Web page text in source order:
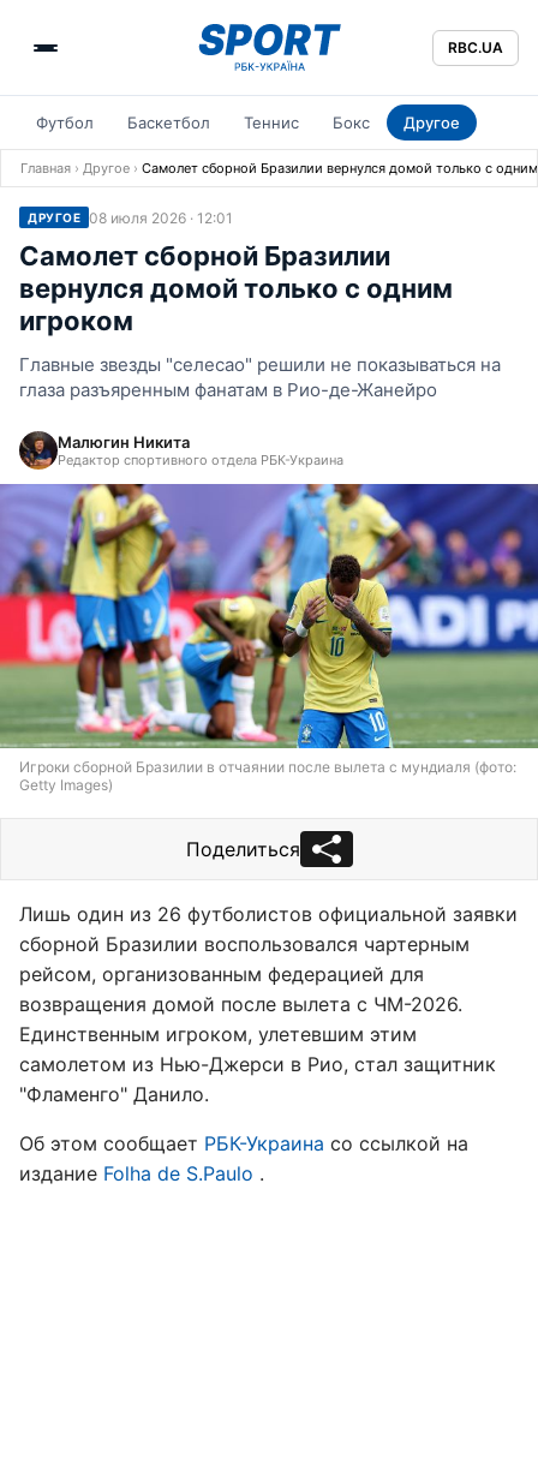
RBC.UA
Футбол Баскетбол Теннис Бокс Другое
Главная › Другое › Самолет сборной Бразилии вернулся домой только с
ДРУГОЕ 08 июля 2026 · 12:01
Самолет сборной Бразилии
вернулся домой только с одним
игроком
Главные звезды "селесао" решили не показываться на
глаза разъяренным фанатам в Рио-де-Жанейро
Малюгин Никита
Редактор спортивного отдела РБК-Украина
Игроки сборной Бразилии в отчаянии после вылета с мундиаля (фото:
Getty Images)
Поделиться
Лишь один из 26 футболистов официальной заявки
сборной Бразилии воспользовался чартерным
рейсом, организованным федерацией для
возвращения домой после вылета с ЧМ-2026.
Единственным игроком, улетевшим этим
самолетом из Нью-Джерси в Рио, стал защитник
"Фламенго" Данило.
Об этом сообщает РБК-Украина со ссылкой на
издание Folha de S.Paulo .